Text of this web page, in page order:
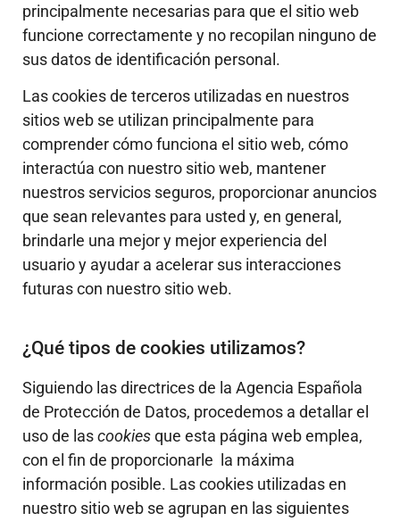
principalmente necesarias para que el sitio web
funcione correctamente y no recopilan ninguno de
sus datos de identificación personal.
Las cookies de terceros utilizadas en nuestros
sitios web se utilizan principalmente para
comprender cómo funciona el sitio web, cómo
interactúa con nuestro sitio web, mantener
nuestros servicios seguros, proporcionar anuncios
que sean relevantes para usted y, en general,
brindarle una mejor y mejor experiencia del
usuario y ayudar a acelerar sus interacciones
futuras con nuestro sitio web.
¿Qué tipos de cookies utilizamos?
Siguiendo las directrices de la Agencia Española
de Protección de Datos, procedemos a detallar el
uso de lascookiesque esta página web emplea,
con el fin de proporcionarle la máxima
información posible. Las cookies utilizadas en
nuestro sitio web se agrupan en las siguientes